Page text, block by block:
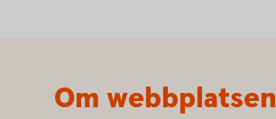
Om webbplatsen